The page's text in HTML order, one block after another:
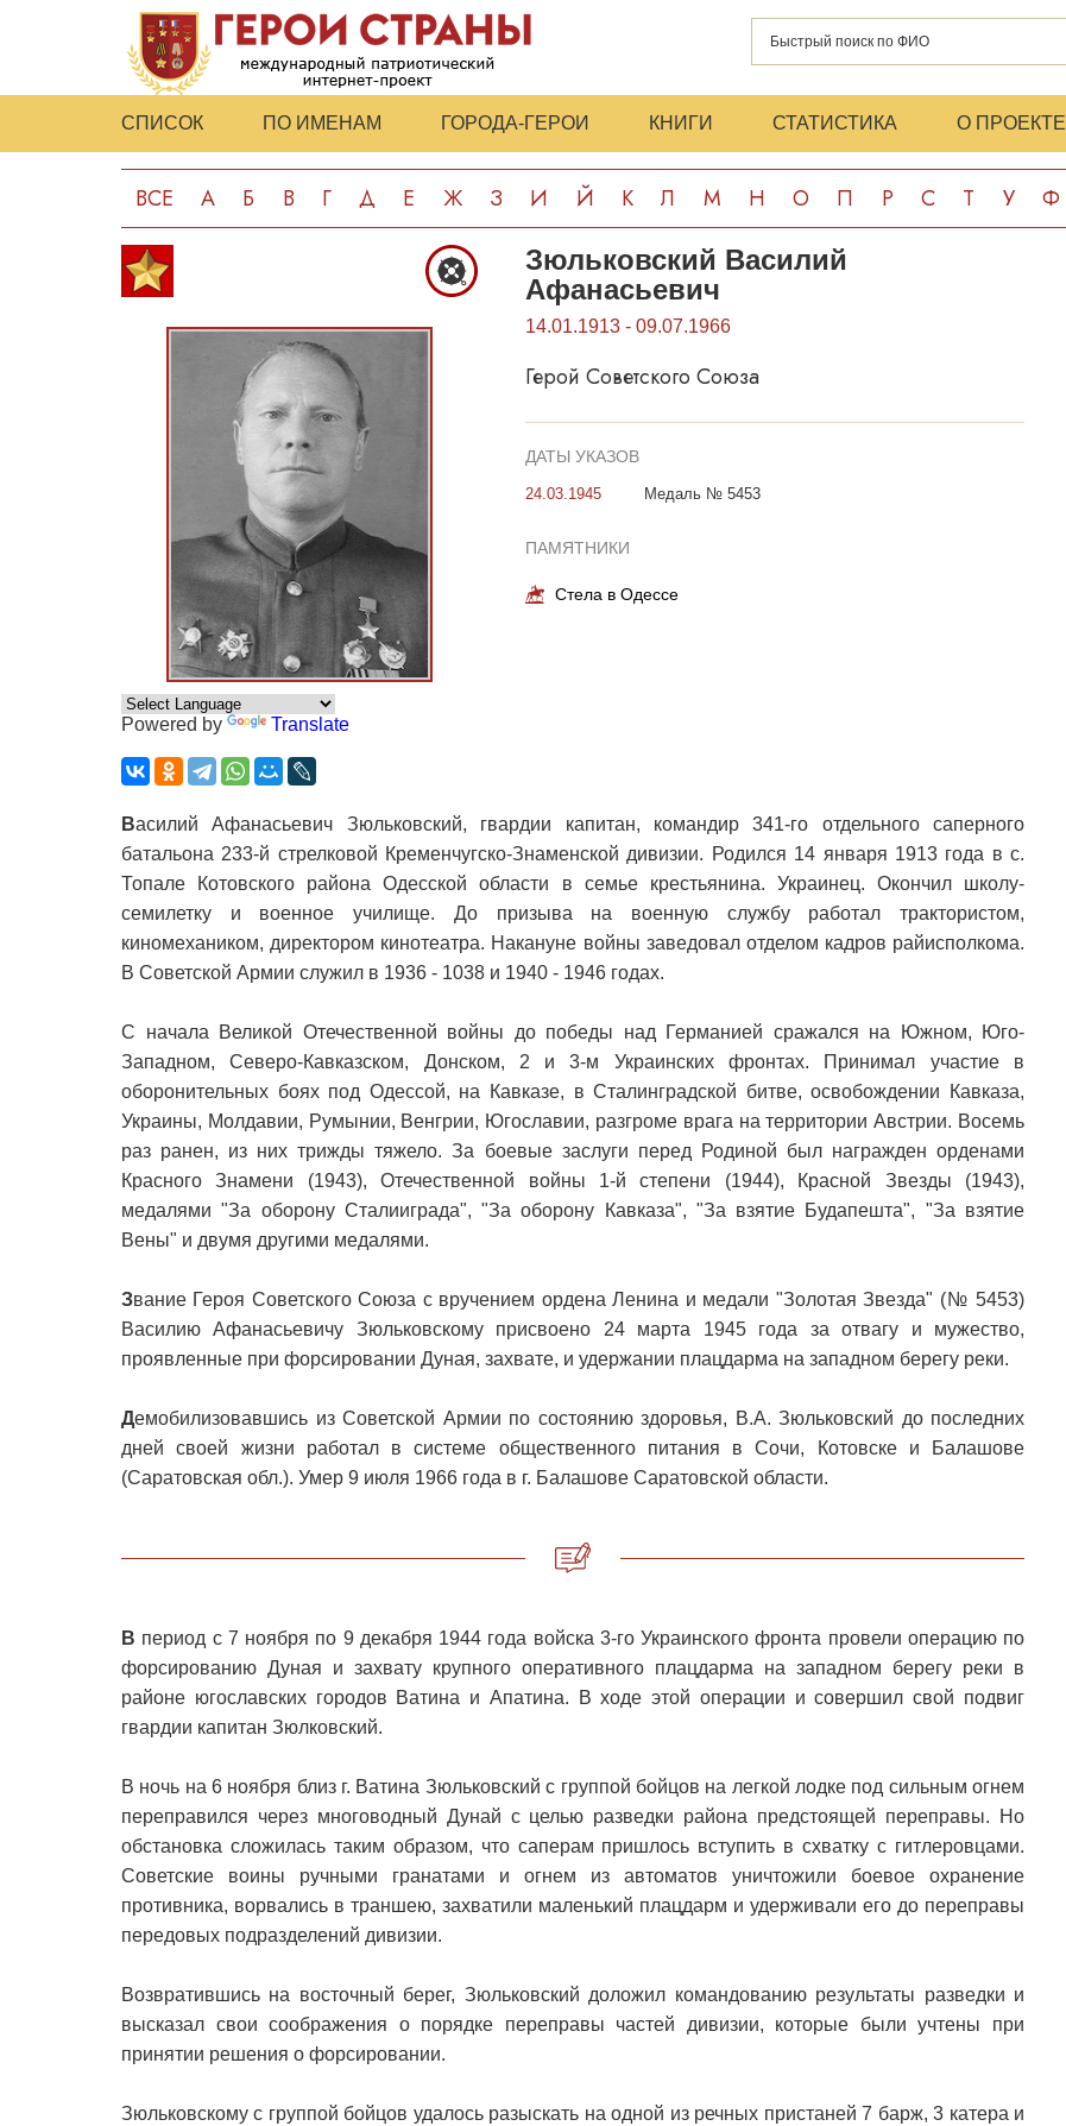
СПИСОК ПО ИМЕНАМ ГОРОДА-ГЕРОИ КНИГИ СТАТИСТИКА О ПРОЕКТЕ
ВСЕ А Б В Г Д Е Ж З И Й К Л М Н О П Р С Т У Ф
Powered by Translate
Зюльковский Василий
Афанасьевич
14.01.1913 - 09.07.1966
Герой Советского Союза
ДАТЫ УКАЗОВ
24.03.1945 Медаль № 5453
ПАМЯТНИКИ
Стела в Одессе
Василий Афанасьевич Зюльковский, гвардии капитан, командир 341-го отдельного саперного
батальона 233-й стрелковой Кременчугско-Знаменской дивизии. Родился 14 января 1913 года в с.
Топале Котовского района Одесской области в семье крестьянина. Украинец. Окончил школу-
семилетку и военное училище. До призыва на военную службу работал трактористом,
киномехаником, директором кинотеатра. Накануне войны заведовал отделом кадров райисполкома.
В Советской Армии служил в 1936 - 1038 и 1940 - 1946 годах.
С начала Великой Отечественной войны до победы над Германией сражался на Южном, Юго-
Западном, Северо-Кавказском, Донском, 2 и 3-м Украинских фронтах. Принимал участие в
оборонительных боях под Одессой, на Кавказе, в Сталинградской битве, освобождении Кавказа,
Украины, Молдавии, Румынии, Венгрии, Югославии, разгроме врага на территории Австрии. Восемь
раз ранен, из них трижды тяжело. За боевые заслуги перед Родиной был награжден орденами
Красного Знамени (1943), Отечественной войны 1-й степени (1944), Красной Звезды (1943),
медалями "За оборону Сталииграда", "За оборону Кавказа", "За взятие Будапешта", "За взятие
Вены" и двумя другими медалями.
Звание Героя Советского Союза с вручением ордена Ленина и медали "Золотая Звезда" (№ 5453)
Василию Афанасьевичу Зюльковскому присвоено 24 марта 1945 года за отвагу и мужество,
проявленные при форсировании Дуная, захвате, и удержании плацдарма на западном берегу реки.
Демобилизовавшись из Советской Армии по состоянию здоровья, В.А. Зюльковский до последних
дней своей жизни работал в системе общественного питания в Сочи, Котовске и Балашове
(Саратовская обл.). Умер 9 июля 1966 года в г. Балашове Саратовской области.
В период с 7 ноября по 9 декабря 1944 года войска 3-го Украинского фронта провели операцию по
форсированию Дуная и захвату крупного оперативного плацдарма на западном берегу реки в
районе югославских городов Ватина и Апатина. В ходе этой операции и совершил свой подвиг
гвардии капитан Зюлковский.
В ночь на 6 ноября близ г. Ватина Зюльковский с группой бойцов на легкой лодке под сильным огнем
переправился через многоводный Дунай с целью разведки района предстоящей переправы. Но
обстановка сложилась таким образом, что саперам пришлось вступить в схватку с гитлеровцами.
Советские воины ручными гранатами и огнем из автоматов уничтожили боевое охранение
противника, ворвались в траншею, захватили маленький плацдарм и удерживали его до переправы
передовых подразделений дивизии.
Возвратившись на восточный берег, Зюльковский доложил командованию результаты разведки и
высказал свои соображения о порядке переправы частей дивизии, которые были учтены при
принятии решения о форсировании.
Зюльковскому с группой бойцов удалось разыскать на одной из речных пристаней 7 барж, 3 катера и